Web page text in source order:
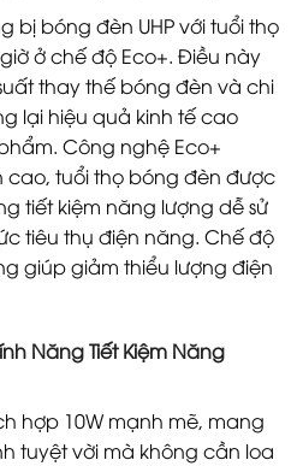
bị bóng đèn UHP với tuổi thọ
ở chế độ Eco+. Điều này
thay thế bóng đèn và chi
lại hiệu quả kinh tế cao
Công nghệ Eco+
tuổi thọ bóng đèn được
tiết kiệm năng lượng dễ sử
tiêu thụ điện năng. Chế độ
giúp giảm thiểu lượng điện
Năng Tiết Kiệm Năng
hợp 10W mạnh mẽ, mang
tuyệt vời mà không cần loa